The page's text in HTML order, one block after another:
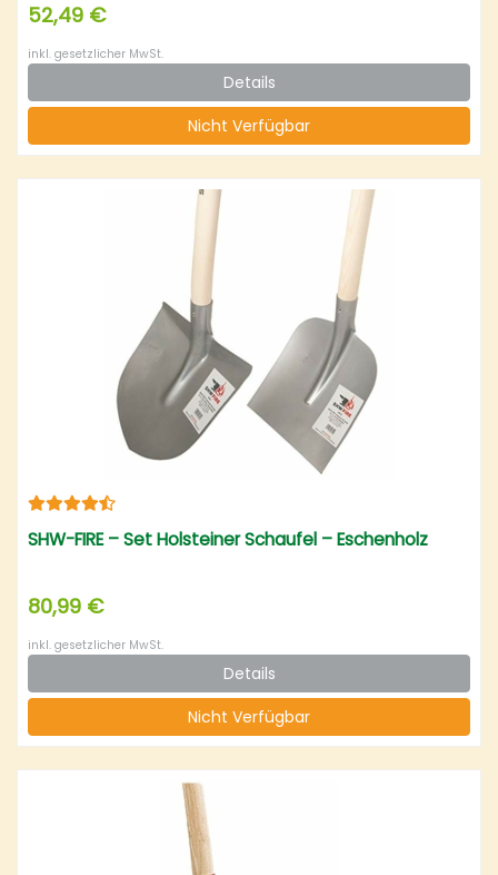
52,49 €
inkl. gesetzlicher MwSt.
Details
Nicht Verfügbar
SHW-FIRE – Set Holsteiner Schaufel – Eschenholz
80,99 €
inkl. gesetzlicher MwSt.
Details
Nicht Verfügbar